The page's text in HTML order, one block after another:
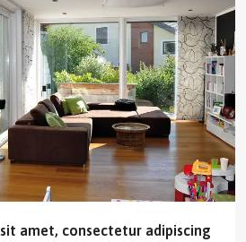
amet, consectetur adipiscing